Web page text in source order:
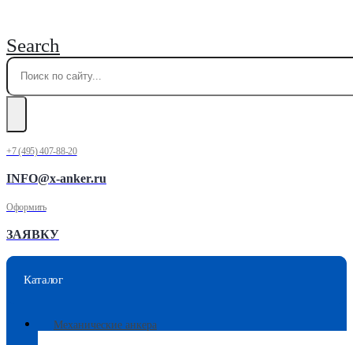
Search
+7 (495) 407-88-20
INFO@x-anker.ru
Оформить
ЗАЯВКУ
Каталог
Механические анкера